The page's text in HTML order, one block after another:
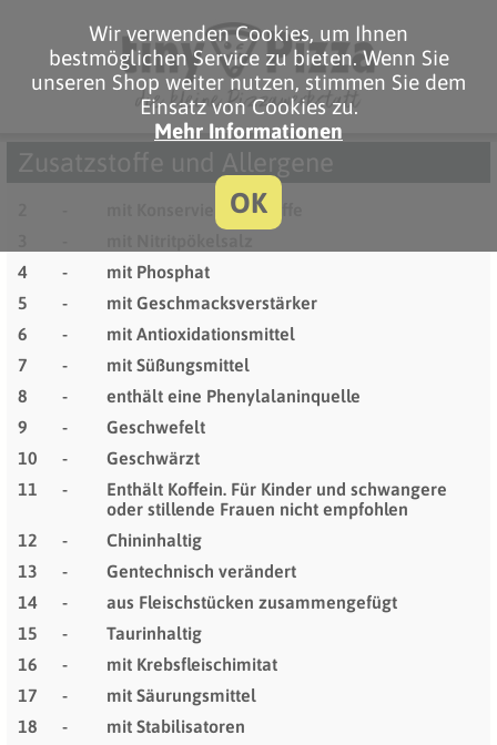
mit Konservierungsstoffe
4
-
mit Phosphat
5
-
mit Geschmacksverstärker
6
-
mit Antioxidationsmittel
7
-
mit Süßungsmittel
8
-
enthält eine Phenylalaninquelle
9
-
Geschwefelt
10
-
Geschwärzt
11
-
Enthält Koffein. Für Kinder und schwangere
oder stillende Frauen nicht empfohlen
12
-
Chininhaltig
13
-
Gentechnisch verändert
14
-
aus Fleischstücken zusammengefügt
15
-
Taurinhaltig
16
-
mit Krebsfleischimitat
17
-
mit Säurungsmittel
18
-
mit Stabilisatoren
Wir verwenden Cookies, um Ihnen
bestmöglichen Service zu bieten. Wenn Sie
unseren Shop weiter nutzen, stimmen Sie dem
Einsatz von Cookies zu.
Mehr Informationen
OK